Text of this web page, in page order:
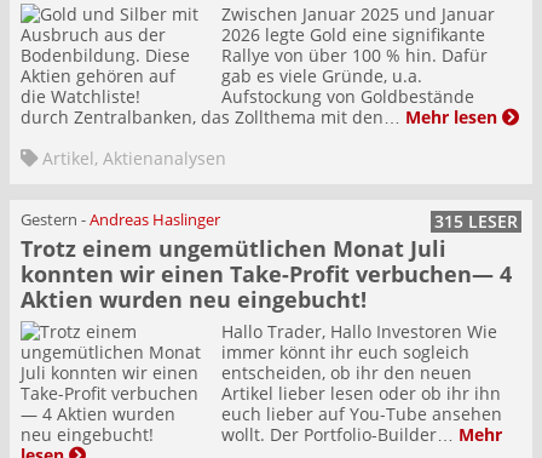
Zwischen Januar 2025 und Januar
2026 legte Gold eine signifikante
Rallye von über 100 % hin. Dafür
gab es viele Gründe, u.a.
Aufstockung von Goldbestände
durch Zentralbanken, das Zollthema mit den… Mehr lesen
Artikel, Aktienanalysen
Gestern -Andreas Haslinger 315 LESER
Trotz einem ungemütlichen Monat Juli
konnten wir einen Take-Profit verbuchen— 4
Aktien wurden neu eingebucht!
Hallo Trader, Hallo Investoren Wie
immer könnt ihr euch sogleich
entscheiden, ob ihr den neuen
Artikel lieber lesen oder ob ihr ihn
euch lieber auf You-Tube ansehen
wollt. Der Portfolio-Builder… Mehr